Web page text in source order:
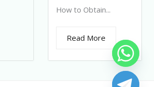
How to Obtain...
Read More